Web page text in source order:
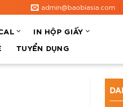
admin@baobiasia.com
IN HỘP GIẤY
TUYỂN DỤNG